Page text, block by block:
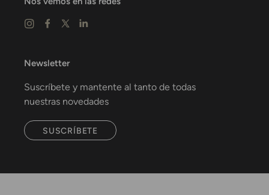
Newsletter
Suscríbete y mantente al tanto de todas
nuestras novedades
SUSCRÍBETE